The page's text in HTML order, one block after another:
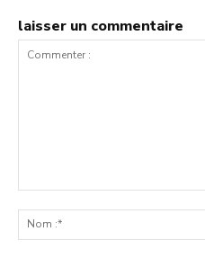
laisser un commentaire